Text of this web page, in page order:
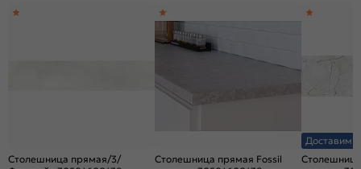
Столешница прямая/3/
Столешница прямая Fossil
Доставим